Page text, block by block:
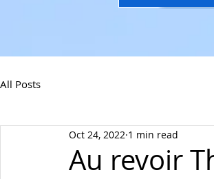
All Posts
Au revoir
Oct 24, 2022 1 min read